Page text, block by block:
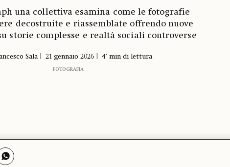
una collettiva esamina come le fotografie
decostruite e riassemblate offrendo nuove
storie complesse e realtà sociali controverse
Sala 21 gennaio 2026 4' min di lettura
FOTOGRAFIA